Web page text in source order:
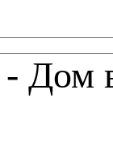
- Дом